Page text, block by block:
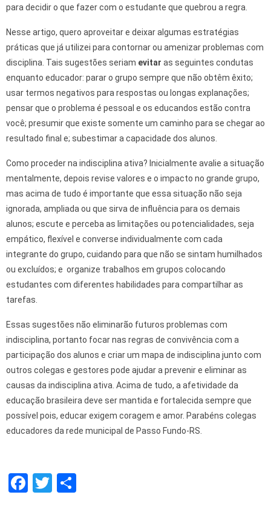
para decidir o que fazer com o estudante que quebrou a regra.
Nesse artigo, quero aproveitar e deixar algumas estratégias
práticas que já utilizei para contornar ou amenizar problemas com
disciplina. Tais sugestões seriam evitar as seguintes condutas
enquanto educador: parar o grupo sempre que não obtêm êxito;
usar termos negativos para respostas ou longas explanações;
pensar que o problema é pessoal e os educandos estão contra
você; presumir que existe somente um caminho para se chegar ao
resultado final e; subestimar a capacidade dos alunos.
Como proceder na indisciplina ativa? Inicialmente avalie a situação
mentalmente, depois revise valores e o impacto no grande grupo,
mas acima de tudo é importante que essa situação não seja
ignorada, ampliada ou que sirva de influência para os demais
alunos; escute e perceba as limitações ou potencialidades, seja
empático, flexível e converse individualmente com cada
integrante do grupo, cuidando para que não se sintam humilhados
ou excluídos; e organize trabalhos em grupos colocando
estudantes com diferentes habilidades para compartilhar as
tarefas.
Essas sugestões não eliminarão futuros problemas com
indisciplina, portanto focar nas regras de convivência com a
participação dos alunos e criar um mapa de indisciplina junto com
outros colegas e gestores pode ajudar a prevenir e eliminar as
causas da indisciplina ativa. Acima de tudo, a afetividade da
educação brasileira deve ser mantida e fortalecida sempre que
possível pois, educar exigem coragem e amor. Parabéns colegas
educadores da rede municipal de Passo Fundo-RS.
F
T